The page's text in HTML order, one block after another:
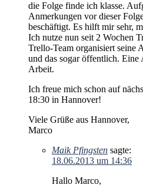
die Folge finde ich klasse.
Anmerkungen vor dieser
beschäftigt. Es hilft mir sehr,
Ich nutze nun seit 2 Wochen
Trello-Team organisiert seine
und das sogar öffentlich.
Arbeit.
Ich freue mich schon auf
18:30 in Hannover!
Viele Grüße aus Hannover,
Marco
Maik Pfingsten sagte:
18.06.2013 um 14:36
Hallo Marco,